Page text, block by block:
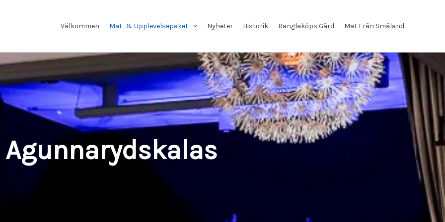
Välkommen Mat- & Upplevelsepaket Nyheter Historik Ranglaköps Gård Mat Från Småland
Agunnarydskalas